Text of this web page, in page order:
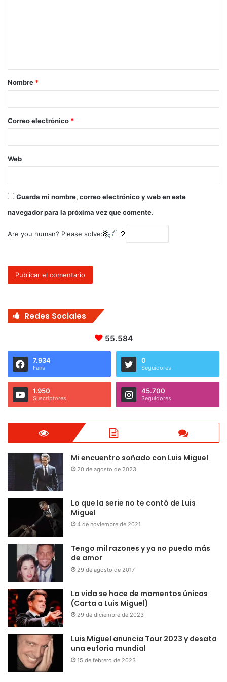
Nombre *
Correo electrónico *
Web
Guarda mi nombre, correo electrónico y web en este
navegador para la próxima vez que comente.
Are you human? Please solve:
Redes Sociales
55.584
7.934
Fans
0
Seguidores
1.950
Suscriptores
45.700
Seguidores
Mi encuentro soñado con Luis Miguel
20 de agosto de 2023
Lo que la serie no te contó de Luis
Miguel
4 de noviembre de 2021
Tengo mil razones y ya no puedo más
de amor
29 de agosto de 2017
La vida se hace de momentos únicos
(Carta a Luis Miguel)
29 de diciembre de 2023
Luis Miguel anuncia Tour 2023 y desata
una euforia mundial
15 de febrero de 2023